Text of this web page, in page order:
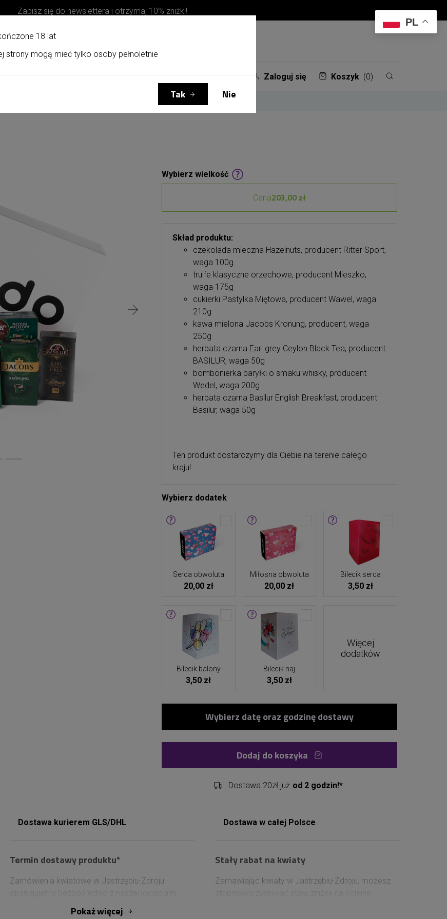
Zapisz się do newslettera i otrzymaj 10% zniżki!
upominkowe Kontakt Zaloguj się Koszyk (0)
Wybierz wielkość
Cena203,00 zł
Skład produktu:
czekolada mleczna Hazelnuts, producent Ritter Sport,
waga 100g
trulfe klasyczne orzechowe, producent Mieszko,
waga 175g
cukierki Pastylka Miętowa, producent Wawel, waga
210g
kawa mielona Jacobs Kronung, producent, waga
250g
herbata czarna Earl grey Ceylon Black Tea, producent
BASILUR, waga 50g
bombonierka baryłki o smaku whisky, producent
Wedel, waga 200g
herbata czarna Basilur English Breakfast, producent
Basilur, waga 50g
Ten produkt dostarczymy dla Ciebie na terenie całego
kraju!
Wybierz dodatek
Serca obwoluta
20,00 zł
Miłosna obwoluta
20,00 zł
Bilecik serca
3,50 zł
Bilecik balony
3,50 zł
Bilecik naj
3,50 zł
Więcej
dodatków
Dodaj do koszyka
Dostawa 20zł już od 2 godzin!*
Dostawa kurierem GLS/DHL Dostawa w całej Polsce
Termin dostawy produktu*
Zamówienia kwiatowe w Jastrzębiu-Zdroju
działającej na terenie miasta. Dzięki temu
Stały rabat na kwiaty
Zamawiając kwiaty w Jastrzębiu-Zdroju, możesz
Pokażwięcej
18 lat
strony mogą mieć tylko osoby pełnoletnie
Tak Nie
PL